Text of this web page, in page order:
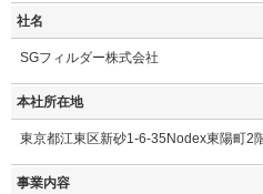
社名
SGフィルダー株式会社
本社所在地
東京都江東区新砂1-6-35Nodex東陽町2
事業内容